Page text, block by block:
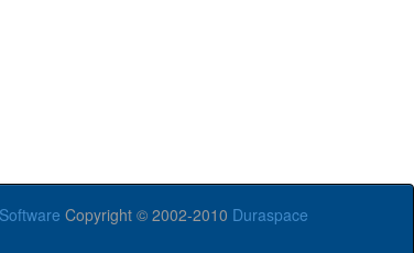
Copyright © 2002-2010 Duraspace